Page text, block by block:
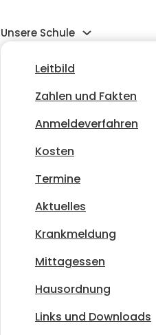
Unsere Schule
Leitbild
Zahlen und Fakten
Anmeldeverfahren
Kosten
Termine
Aktuelles
Krankmeldung
Mittagessen
Hausordnung
Links und Downloads